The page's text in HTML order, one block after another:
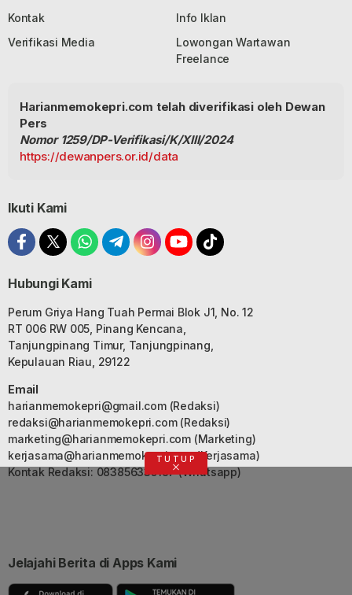
Kontak
Info Iklan
Verifikasi Media
Lowongan Wartawan
Freelance
Harianmemokepri.com telah diverifikasi oleh Dewan
Pers
Nomor 1259/DP-Verifikasi/K/XIII/2024
https://dewanpers.or.id/data
Ikuti Kami
Hubungi Kami
Perum Griya Hang Tuah Permai Blok J1, No. 12
RT 006 RW 005, Pinang Kencana,
Tanjungpinang Timur, Tanjungpinang,
Kepulauan Riau, 29122
Email
harianmemokepri@gmail.com(Redaksi)
redaksi@harianmemokepri.com(Redaksi)
marketing@harianmemokepri.com(Marketing)
kerjasama@harianmemokepri.com(Kerjasama)
Kontak Redaksi: 083856335187 (Whatsapp)
Jelajahi Berita di Apps Kami
TUTUP